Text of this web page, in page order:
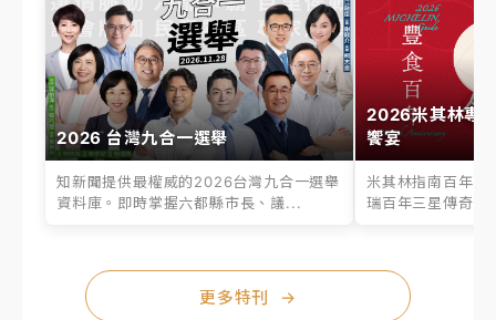
2026 台灣九合一選舉
知新聞提供最權威的2026台灣九合一選舉
資料庫。即時掌握六都縣市長、議...
2026米其林專
饗宴
米其林指南百年之
瑞百年三星傳奇、
更多特刊 →